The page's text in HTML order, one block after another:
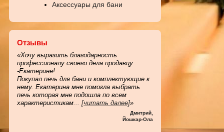
Аксессуары для бани
Отзывы
«Хочу выразить благодарность
профессионалу своего дела продавцу
-Екатерине!
Покупал печь для бани и комплектующие к
нему. Екатерина мне помогла выбрать
печь которая мне подошла по всем
характеристикам... [читать далее]»
Дмитрий,
Йошкар-Ола